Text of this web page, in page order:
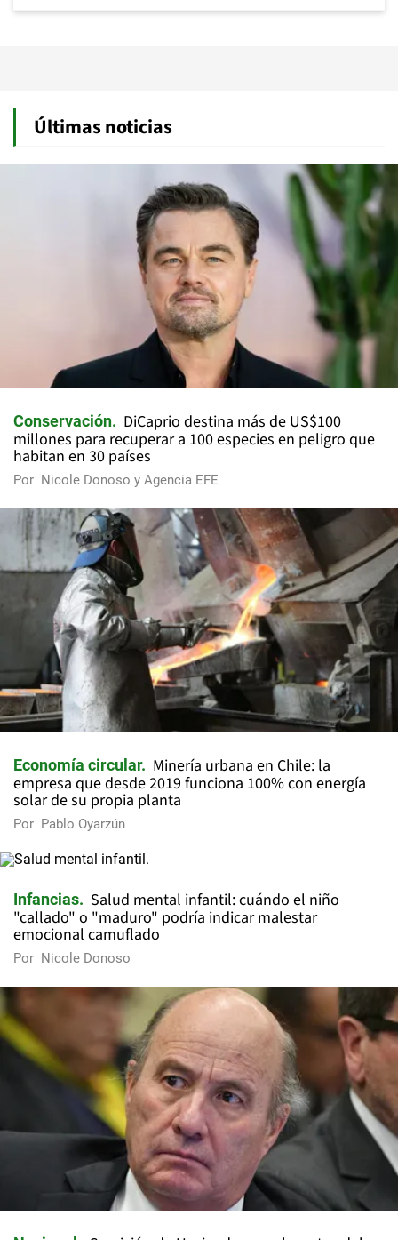
Últimas noticias
Conservación
DiCaprio destina más de US$100
millones para recuperar a 100 especies en peligro que
habitan en 30 países
Por Nicole Donoso y Agencia EFE
Economía circular
Minería urbana en Chile: la
empresa que desde 2019 funciona 100% con energía
solar de su propia planta
Por Pablo Oyarzún
Infancias
Salud mental infantil: cuándo el niño
"callado" o "maduro" podría indicar malestar
emocional camuflado
Por Nicole Donoso